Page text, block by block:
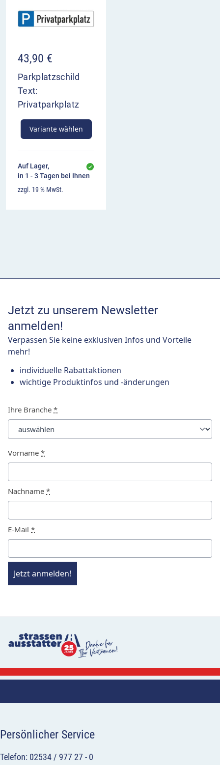
43,90 €
Parkplatzschild
Text:
Privatparkplatz
Variante wählen
Auf Lager,
in 1 - 3 Tagen bei Ihnen
zzgl. 19 % MwSt.
Jetzt zu unserem Newsletter
anmelden!
Verpassen Sie keine exklusiven Infos und Vorteile
mehr!
individuelle Rabattaktionen
wichtige Produktinfos und -änderungen
Ihre Branche *
Vorname *
Nachname *
E-Mail *
Jetzt anmelden!
Persönlicher Service
Telefon: 02534 / 977 27 - 0